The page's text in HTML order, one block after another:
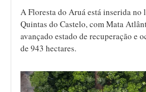
A Floresta do Aruá está inserida no
Quintas do Castelo, com Mata
avançado estado de recuperação e
de 943 hectares.